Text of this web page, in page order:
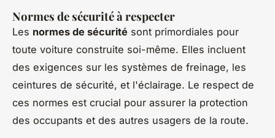
Normes de sécurité à respecter
Les normes de sécurité sont primordiales pour
toute voiture construite soi-même. Elles incluent
des exigences sur les systèmes de freinage, les
ceintures de sécurité, et l'éclairage. Le respect de
ces normes est crucial pour assurer la protection
des occupants et des autres usagers de la route.